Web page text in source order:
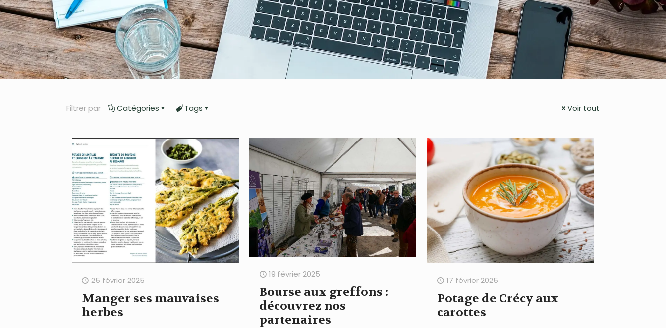
Filtrer par Catégories Tags Voir tout
25 février 2025
Manger ses mauvaises
herbes
19 février 2025
Bourse aux greffons :
découvrez nos
partenaires
17 février 2025
Potage de Crécy aux
carottes